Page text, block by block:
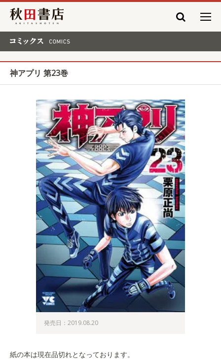
秋田書店
神アプリ 第23巻
発売日：2019.08.20
紙の本は現在品切れとなっております。